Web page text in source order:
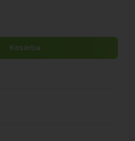
Kosárba